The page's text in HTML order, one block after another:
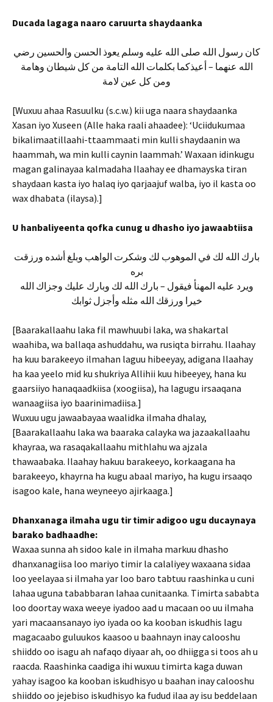
Ducada lagaga naaro caruurta shaydaanka
كان رسول الله صلى الله عليه وسلم يعوذ الحسن والحسين رضي
الله عنهما – أعيذكما بكلمات الله التامة من كل شيطان وهامة
ومن كل عين لامة
[Wuxuu ahaa Rasuulku (s.c.w.) kii uga naara shaydaanka
Xasan iyo Xuseen (Alle haka raali ahaadee): ‘Uciidukumaa
bikalimaatillaahi-ttaammaati min kulli shaydaanin wa
haammah, wa min kulli caynin laammah.’ Waxaan idinkugu
magan galinayaa kalmadaha Ilaahay ee dhamayska tiran
shaydaan kasta iyo halaq iyo qarjaajuf walba, iyo il kasta oo
wax dhabata (ilaysa).]
U hanbaliyeenta qofka cunug u dhasho iyo jawaabtiisa
بارك الله لك في الموهوب لك وشكرت الواهب وبلغ أشده ورزقت
بره
ويرد عليه المهنأ فيقول – بارك الله لك وبارك عليك وجزاك الله
خيرا ورزقك الله مثله وأجزل ثوابك
[Baarakallaahu laka fil mawhuubi laka, wa shakartal
waahiba, wa ballaqa ashuddahu, wa rusiqta birrahu. Ilaahay
ha kuu barakeeyo ilmahan laguu hibeeyay, adigana Ilaahay
ha kaa yeelo mid ku shukriya Allihii kuu hibeeyey, hana ku
gaarsiiyo hanaqaadkiisa (xoogiisa), ha lagugu irsaaqana
wanaagiisa iyo baarinimadiisa.]
Wuxuu ugu jawaabayaa waalidka ilmaha dhalay,
[Baarakallaahu laka wa baaraka calayka wa jazaakallaahu
khayraa, wa rasaqakallaahu mithlahu wa ajzala
thawaabaka. Ilaahay hakuu barakeeyo, korkaagana ha
barakeeyo, khayrna ha kugu abaal mariyo, ha kugu irsaaqo
isagoo kale, hana weyneeyo ajirkaaga.]
Dhanxanaga ilmaha ugu tir timir adigoo ugu ducaynaya
barako badhaadhe:
Waxaa sunna ah sidoo kale in ilmaha markuu dhasho
dhanxanagiisa loo mariyo timir la calaliyey waxaana sidaa
loo yeelayaa si ilmaha yar loo baro tabtuu raashinka u cuni
lahaa uguna tababbaran lahaa cunitaanka. Timirta sababta
loo doortay waxa weeye iyadoo aad u macaan oo uu ilmaha
yari macaansanayo iyo iyada oo ka kooban iskudhis lagu
magacaabo guluukos kaasoo u baahnayn inay calooshu
shiiddo oo isagu ah nafaqo diyaar ah, oo dhiigga si toos ah u
raacda. Raashinka caadiga ihi wuxuu timirta kaga duwan
yahay isagoo ka kooban iskudhisyo u baahan inay calooshu
shiiddo oo jejebiso iskudhisyo ka fudud ilaa ay isu beddelaan